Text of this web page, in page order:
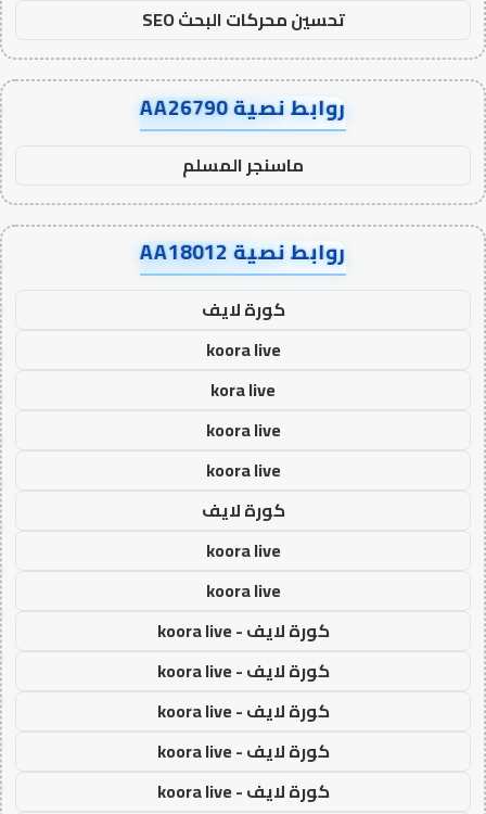
تحسين محركات البحث SEO
روابط نصية AA26790
ماسنجر المسلم
روابط نصية AA18012
كورة لايف
koora live
kora live
koora live
koora live
كورة لايف
koora live
koora live
كورة لايف - koora live
كورة لايف - koora live
كورة لايف - koora live
كورة لايف - koora live
كورة لايف - koora live